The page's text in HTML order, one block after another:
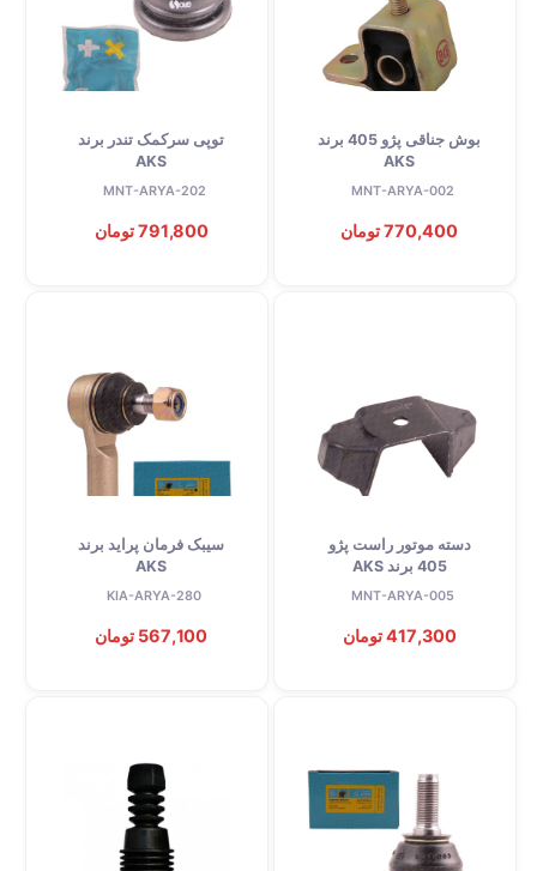
بوش جناقی پژو 405 برند
AKS
MNT-ARYA-002
770,400 تومان
توپی سرکمک تندر برند
AKS
MNT-ARYA-202
791,800 تومان
دسته موتور راست پژو
405 برند AKS
MNT-ARYA-005
417,300 تومان
سیبک فرمان پراید برند
AKS
KIA-ARYA-280
567,100 تومان